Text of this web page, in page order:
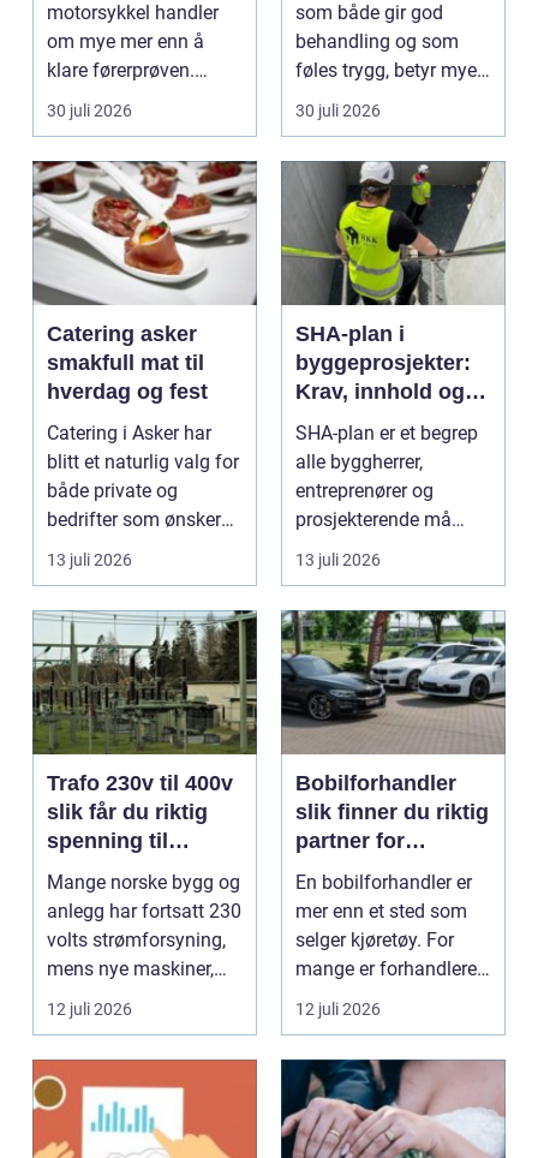
motorsykkel handler
om mye mer enn å
klare førerprøven.
Mange ønsker
frihetsfølelsen ...
30 juli 2026
som både gir god
behandling og som
føles trygg, betyr mye
for de fleste. Mange
ø...
30 juli 2026
Catering asker
smakfull mat til
hverdag og fest
Catering i Asker har
blitt et naturlig valg for
både private og
bedrifter som ønsker
god mat uten st...
13 juli 2026
SHA-plan i
byggeprosjekter:
Krav, innhold og
praktisk nytte
SHA-plan er et begrep
alle byggherrer,
entreprenører og
prosjekterende må
forholde seg ...
13 juli 2026
Trafo 230v til 400v
slik får du riktig
spenning til
moderne utstyr
Mange norske bygg og
anlegg har fortsatt 230
volts strømforsyning,
mens nye maskiner,
pumper, kompre...
12 juli 2026
Bobilforhandler
slik finner du riktig
partner for
feriedrømmen
En bobilforhandler er
mer enn et sted som
selger kjøretøy. For
mange er forhandleren
en langsiktig s...
12 juli 2026